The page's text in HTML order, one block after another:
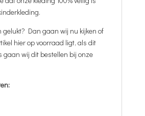
gelukt? Dan gaan wij nu kijken of
hier op voorraad ligt, als dit
gaan wij dit bestellen bij onze